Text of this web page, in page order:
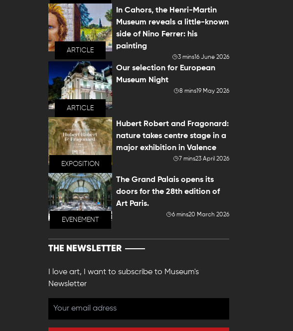
ARTICLE
In Cahors, the Henri-Martin
Museum reveals a little-known
side of Nino Ferrer: his
painting
3 mins16 June 2026
ARTICLE
Our selection for European
Museum Night
8 mins19 May 2026
EXPOSITION
Hubert Robert and Fragonard:
nature takes centre stage in a
major exhibition in Valence
7 mins23 April 2026
EVENEMENT
The Grand Palais opens its
doors for the 28th edition of
Art Paris.
6 mins20 March 2026
THE NEWSLETTER
I love art, I want to subscribe to Museum's
Newsletter